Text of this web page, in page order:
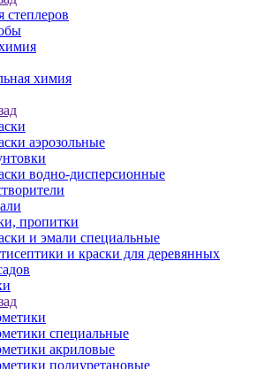
степлеров
химия
аэрозольные
водно-дисперсионные
пропитки
и эмали специальные
и краски для деревянных
специальные
акриловые
полиуретановые